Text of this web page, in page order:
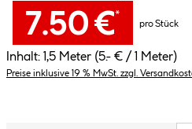
7.50 €*
pro Stück
Inhalt: 1,5 Meter (5.- € / 1 Meter)
Preise inklusive 19 % MwSt. zzgl.